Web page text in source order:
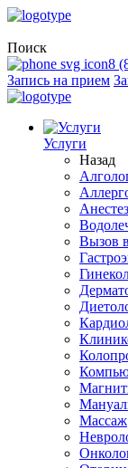
Поиск
8
Запись на прием
Услуги
Назад
Вызов
Массаж